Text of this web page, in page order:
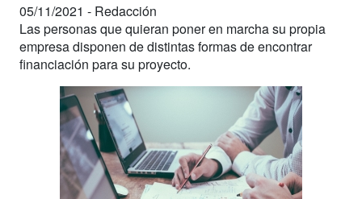
05/11/2021 - Redacción
Las personas que quieran poner en marcha su propia
empresa disponen de distintas formas de encontrar
financiación para su proyecto.